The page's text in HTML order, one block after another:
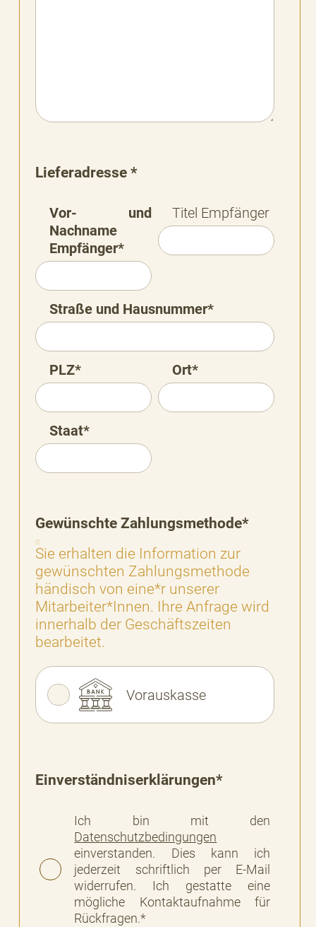
Lieferadresse *
Vor- und
Nachname
Empfänger*
Titel Empfänger
Straße und Hausnummer*
PLZ* Ort*
Staat*
Gewünschte Zahlungsmethode*
Sie erhalten die Information zur
gewünschten Zahlungsmethode
händisch von eine*r unserer
Mitarbeiter*Innen. Ihre Anfrage wird
innerhalb der Geschäftszeiten
bearbeitet.
Vorauskasse
Einverständniserklärungen*
Ich bin mit den
Datenschutzbedingungen
einverstanden. Dies kann ich
jederzeit schriftlich per E-Mail
widerrufen. Ich gestatte eine
mögliche Kontaktaufnahme für
Rückfragen.*